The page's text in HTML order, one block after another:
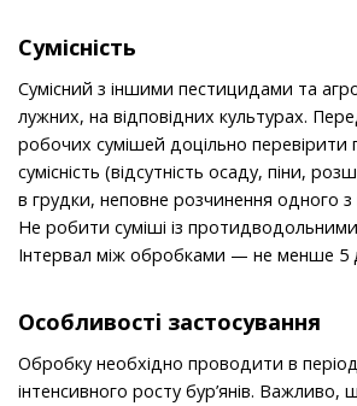
Сумісність
Сумісний з іншими пестицидами та
лужних, на відповідних культурах.
робочих сумішей доцільно перевірити
сумісність (відсутність осаду, піни,
в грудки, неповне розчинення одного
Не робити суміші із
Інтервал між обробками — не менше 5
Особливостi застосування
Обробку необхідно проводити в
інтенсивного росту бур’янів. Важливо,